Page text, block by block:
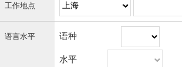
工作地点
语言水平 语种
水平